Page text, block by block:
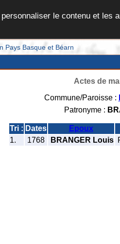
le contenu et les
Pays Basque et Béarn
Actes de
Commune/Paroisse :
Patronyme :
Tri : Dates Epoux
1.
1768 BRANGER Louis